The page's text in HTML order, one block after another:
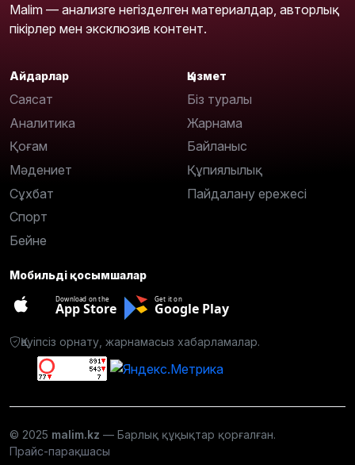
Malim — анализге негізделген материалдар, авторлық
пікірлер мен эксклюзив контент.
Айдарлар
Саясат
Аналитика
Қоғам
Мәдениет
Сұхбат
Спорт
Бейне
Қызмет
Біз туралы
Жарнама
Байланыс
Құпиялылық
Пайдалану ережесі
Мобильді қосымшалар
Download on the
App Store
Get it on
Google Play
Қауіпсіз орнату, жарнамасыз хабарламалар.
© 2025 malim.kz — Барлық құқықтар қорғалған.
Прайс-парақшасы